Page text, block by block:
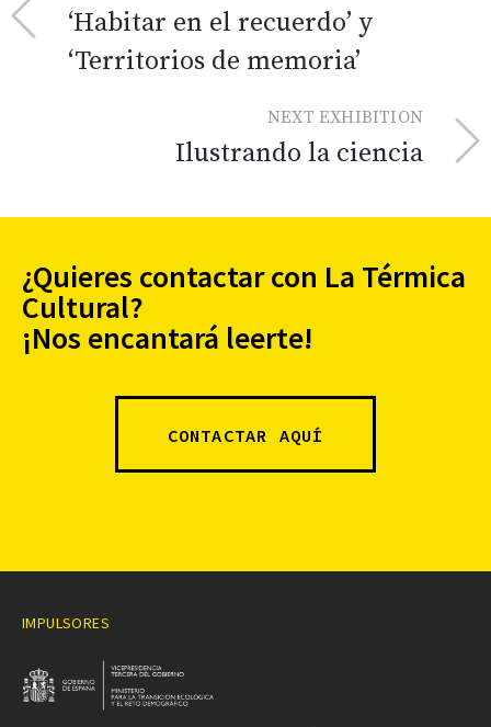
‘Habitar en el recuerdo’ y
‘Territorios de memoria’
NEXT EXHIBITION
Ilustrando la ciencia
¿Quieres contactar con La Térmica
Cultural?
¡Nos encantará leerte!
CONTACTAR AQUÍ
IMPULSORES